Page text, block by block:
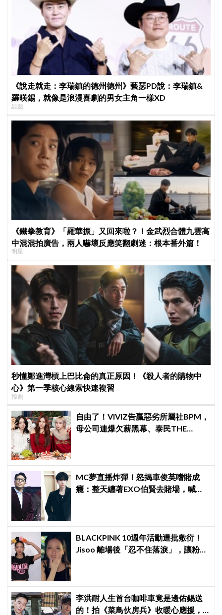
《說走就走：李瑞鎮的德州德州》藝瑟PD說：李瑞鎮&
羅暎錫，就像是浪漫喜劇的男女主角一樣XD
綜藝
《鐵拳教育》「羅華振」又回來啦？！金武烈合體九雲高
中混混拍廣告，兩人嚇壞反應笑翻劇迷：根本番外篇！
明星
秒懂鄭進灣槓上巴比侖的真正原因！《殺人者的購物中
心》第一季核心線索快速複習
韓劇
自由了！VIVIZ告贏惡劣所屬社BPM，
母公司連爆欠薪黑幕、泰民THE
MC夢直播炸彈！怒揭車俊英嗜賭成
癮：整天纏著EXO伯賢去賭場，喊話
BLACKPINK 10週年活動遭批敷衍！
Jisoo 離場後「忍不住落淚」，讓粉絲
李洪耐人生首台咖啡車竟是邊佑錫送
的！拍《菜鳥伙房兵》收暖心應援，